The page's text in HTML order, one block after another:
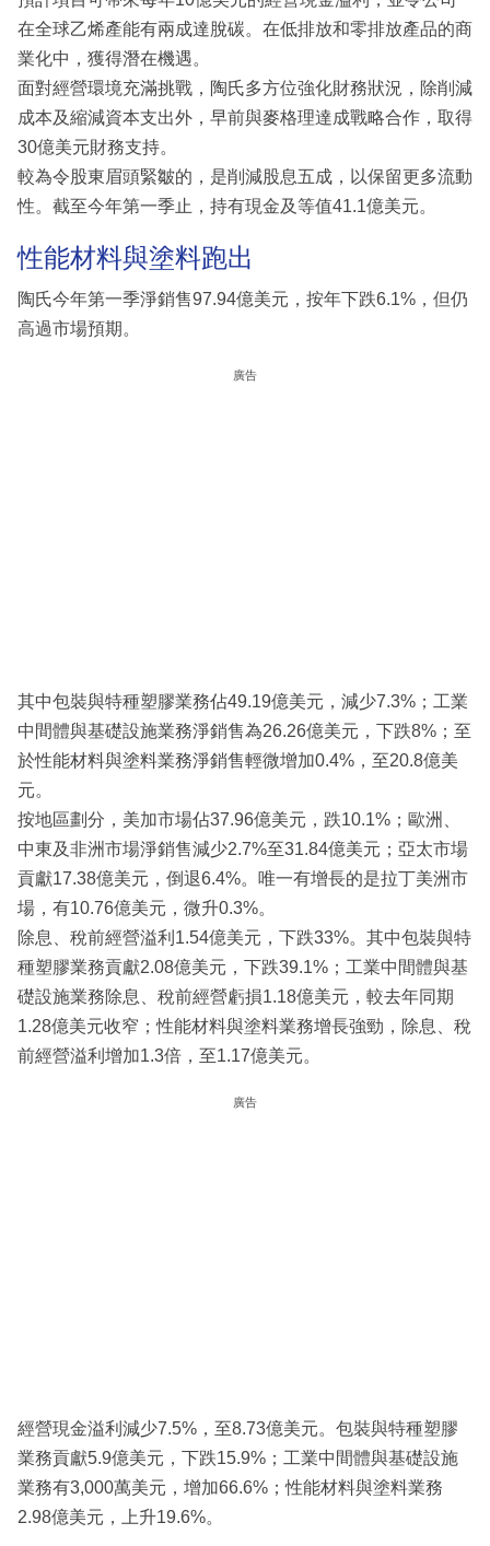
在全球乙烯產能有兩成達脫碳。在低排放和零排放產品的商
業化中，獲得潛在機遇。
面對經營環境充滿挑戰，陶氏多方位強化財務狀況，除削減
成本及縮減資本支出外，早前與麥格理達成戰略合作，取得
30億美元財務支持。
較為令股東眉頭緊皺的，是削減股息五成，以保留更多流動
性。截至今年第一季止，持有現金及等值41.1億美元。
性能材料與塗料跑出
陶氏今年第一季淨銷售97.94億美元，按年下跌6.1%，但仍
高過市場預期。
廣告
其中包裝與特種塑膠業務佔49.19億美元，減少7.3%；工業
中間體與基礎設施業務淨銷售為26.26億美元，下跌8%；至
於性能材料與塗料業務淨銷售輕微增加0.4%，至20.8億美
元。
按地區劃分，美加市場佔37.96億美元，跌10.1%；歐洲、
中東及非洲市場淨銷售減少2.7%至31.84億美元；亞太市場
貢獻17.38億美元，倒退6.4%。唯一有增長的是拉丁美洲市
場，有10.76億美元，微升0.3%。
除息、稅前經營溢利1.54億美元，下跌33%。其中包裝與特
種塑膠業務貢獻2.08億美元，下跌39.1%；工業中間體與基
礎設施業務除息、稅前經營虧損1.18億美元，較去年同期
1.28億美元收窄；性能材料與塗料業務增長強勁，除息、稅
前經營溢利增加1.3倍，至1.17億美元。
廣告
經營現金溢利減少7.5%，至8.73億美元。包裝與特種塑膠
業務貢獻5.9億美元，下跌15.9%；工業中間體與基礎設施
業務有3,000萬美元，增加66.6%；性能材料與塗料業務
2.98億美元，上升19.6%。